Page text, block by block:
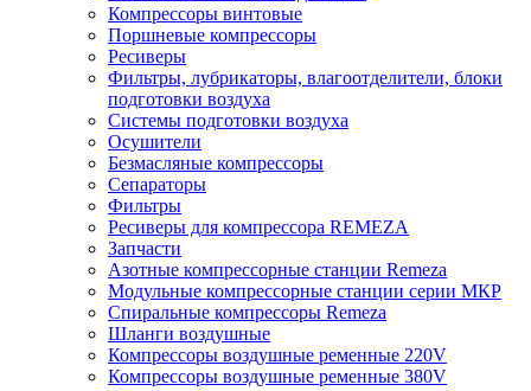
Компрессоры винтовые
Поршневые компрессоры
Ресиверы
Фильтры, лубрикаторы, влагоотделители, блоки
подготовки воздуха
Системы подготовки воздуха
Осушители
Безмасляные компрессоры
Сепараторы
Фильтры
Ресиверы для компрессора REMEZA
Запчасти
Азотные компрессорные станции Remeza
Модульные компрессорные станции серии МКР
Спиральные компрессоры Remeza
Шланги воздушные
Компрессоры воздушные ременные 220V
Компрессоры воздушные ременные 380V